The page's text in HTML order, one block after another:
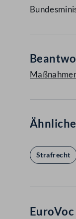
Strafrecht
EuroVoc